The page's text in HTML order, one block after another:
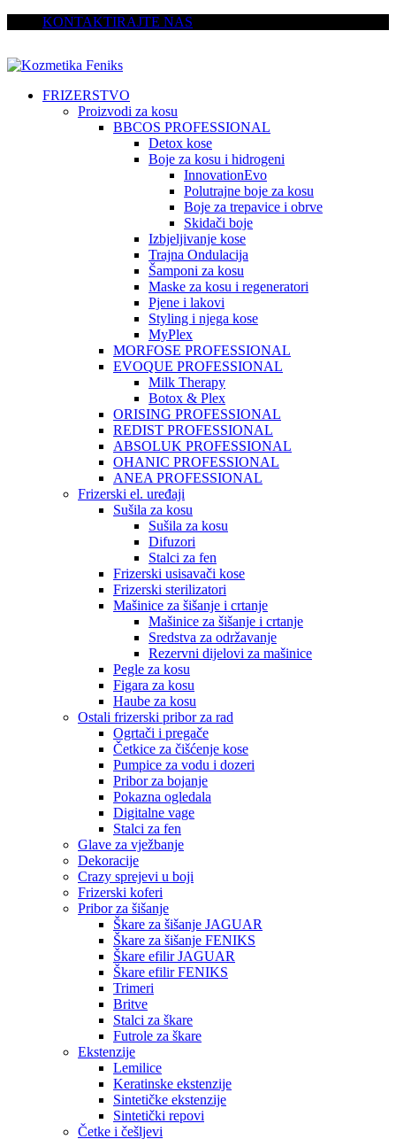
KONTAKTIRAJTE NAS
FRIZERSTVO
Proizvodi za kosu
BBCOS PROFESSIONAL
Detox kose
Boje za kosu i hidrogeni
InnovationEvo
Polutrajne boje za kosu
Boje za trepavice i obrve
Skidači boje
Izbjeljivanje kose
Trajna Ondulacija
Šamponi za kosu
Maske za kosu i regeneratori
Pjene i lakovi
Styling i njega kose
MyPlex
MORFOSE PROFESSIONAL
EVOQUE PROFESSIONAL
Milk Therapy
Botox & Plex
ORISING PROFESSIONAL
REDIST PROFESSIONAL
ABSOLUK PROFESSIONAL
OHANIC PROFESSIONAL
ANEA PROFESSIONAL
Frizerski el. uređaji
Sušila za kosu
Sušila za kosu
Difuzori
Stalci za fen
Frizerski usisavači kose
Frizerski sterilizatori
Mašinice za šišanje i crtanje
Mašinice za šišanje i crtanje
Sredstva za održavanje
Rezervni dijelovi za mašinice
Pegle za kosu
Figara za kosu
Haube za kosu
Ostali frizerski pribor za rad
Ogrtači i pregače
Četkice za čišćenje kose
Pumpice za vodu i dozeri
Pribor za bojanje
Pokazna ogledala
Digitalne vage
Stalci za fen
Glave za vježbanje
Dekoracije
Crazy sprejevi u boji
Frizerski koferi
Pribor za šišanje
Škare za šišanje JAGUAR
Škare za šišanje FENIKS
Škare efilir JAGUAR
Škare efilir FENIKS
Trimeri
Britve
Stalci za škare
Futrole za škare
Ekstenzije
Lemilice
Keratinske ekstenzije
Sintetičke ekstenzije
Sintetički repovi
Četke i češljevi